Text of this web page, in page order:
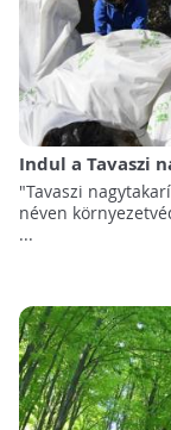
Indul a Tavaszi
"Tavaszi
néven
...